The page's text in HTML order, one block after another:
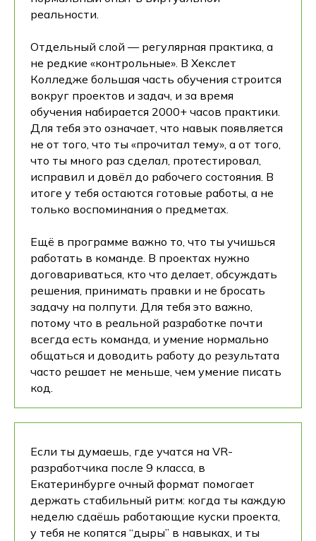
реальности.
Отдельный слой — регулярная практика, а
не редкие «контрольные». В Хекслет
Колледже большая часть обучения строится
вокруг проектов и задач, и за время
обучения набирается 2000+ часов практики.
Для тебя это означает, что навык появляется
не от того, что ты «прочитал тему», а от того,
что ты много раз сделал, протестировал,
исправил и довёл до рабочего состояния. В
итоге у тебя остаются готовые работы, а не
только воспоминания о предметах.
Ещё в программе важно то, что ты учишься
работать в команде. В проектах нужно
договариваться, кто что делает, обсуждать
решения, принимать правки и не бросать
задачу на полпути. Для тебя это важно,
потому что в реальной разработке почти
всегда есть команда, и умение нормально
общаться и доводить работу до результата
часто решает не меньше, чем умение писать
код.
Если ты думаешь, где учатся на VR-
разработчика после 9 класса, в
Екатеринбурге очный формат помогает
держать стабильный ритм: когда ты каждую
неделю сдаёшь работающие куски проекта,
у тебя не копятся “дыры” в навыках, и ты